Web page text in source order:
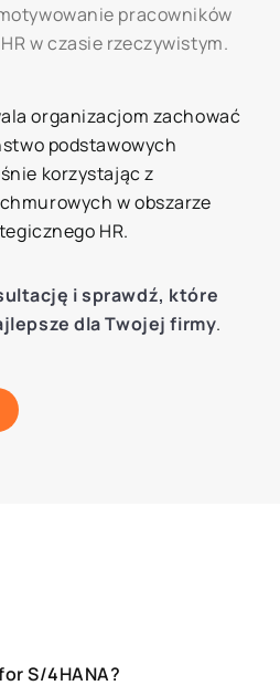
pracowników
w czasie rzeczywistym.
organizacjom zachować
podstawowych
korzystając z
w obszarze
HR.
i sprawdź, które
dla Twojej firmy.
S/4HANA?